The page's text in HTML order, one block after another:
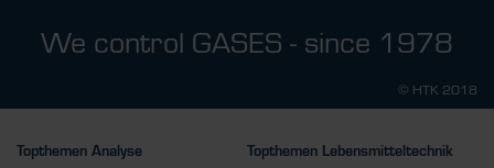
We control GASES - since 1978
© HTK 2018
Topthemen Analyse
Topthemen Lebensmitteltechnik